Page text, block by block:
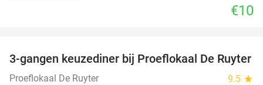
€10
33%
NEW
TODAY
3-gangen keuzediner bij Proeflokaal De Ruyter
Proeflokaal De Ruyter 9.5 star